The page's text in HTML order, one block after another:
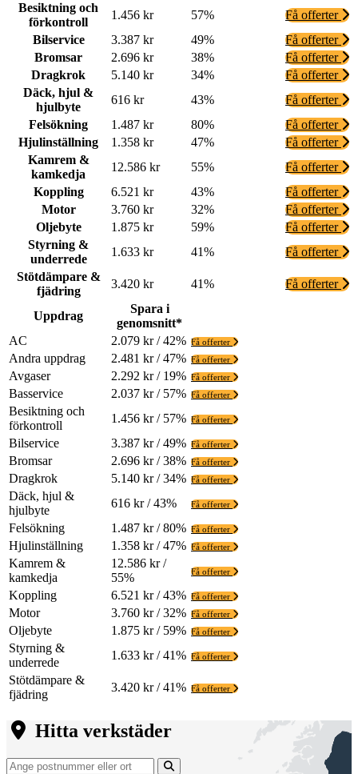
Besiktning och
förkontroll
1.456 kr 57%
Få offerter
Bilservice
3.387 kr 49%
Få offerter
Bromsar
2.696 kr 38%
Få offerter
Dragkrok
5.140 kr 34%
Få offerter
Däck, hjul &
hjulbyte
616 kr 43%
Få offerter
Felsökning
1.487 kr 80%
Få offerter
Hjulinställning
1.358 kr 47%
Få offerter
Kamrem &
kamkedja
12.586 kr 55%
Få offerter
Koppling
6.521 kr 43%
Få offerter
Motor
3.760 kr 32%
Få offerter
Oljebyte
1.875 kr 59%
Få offerter
Styrning &
underrede
1.633 kr 41%
Få offerter
Stötdämpare &
fjädring
3.420 kr 41% Få offerter
Uppdrag
Spara i
genomsnitt*
AC
2.079 kr / 42% Få offerter
Andra uppdrag 2.481 kr / 47% Få offerter
Avgaser 2.292 kr / 19% Få offerter
Basservice 2.037 kr / 57% Få offerter
Besiktning och
förkontroll
1.456 kr / 57% Få offerter
Bilservice 3.387 kr / 49% Få offerter
Bromsar 2.696 kr / 38% Få offerter
Dragkrok 5.140 kr / 34% Få offerter
Däck, hjul &
hjulbyte
616 kr / 43% Få offerter
Felsökning 1.487 kr / 80% Få offerter
Hjulinställning 1.358 kr / 47% Få offerter
Kamrem &
kamkedja
12.586 kr /
55%
Få offerter
Koppling 6.521 kr / 43% Få offerter
Motor 3.760 kr / 32% Få offerter
Oljebyte 1.875 kr / 59% Få offerter
Styrning &
underrede
1.633 kr / 41% Få offerter
Stötdämpare &
fjädring
3.420 kr / 41% Få offerter
Hitta verkstäder